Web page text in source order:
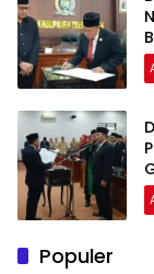
Populer